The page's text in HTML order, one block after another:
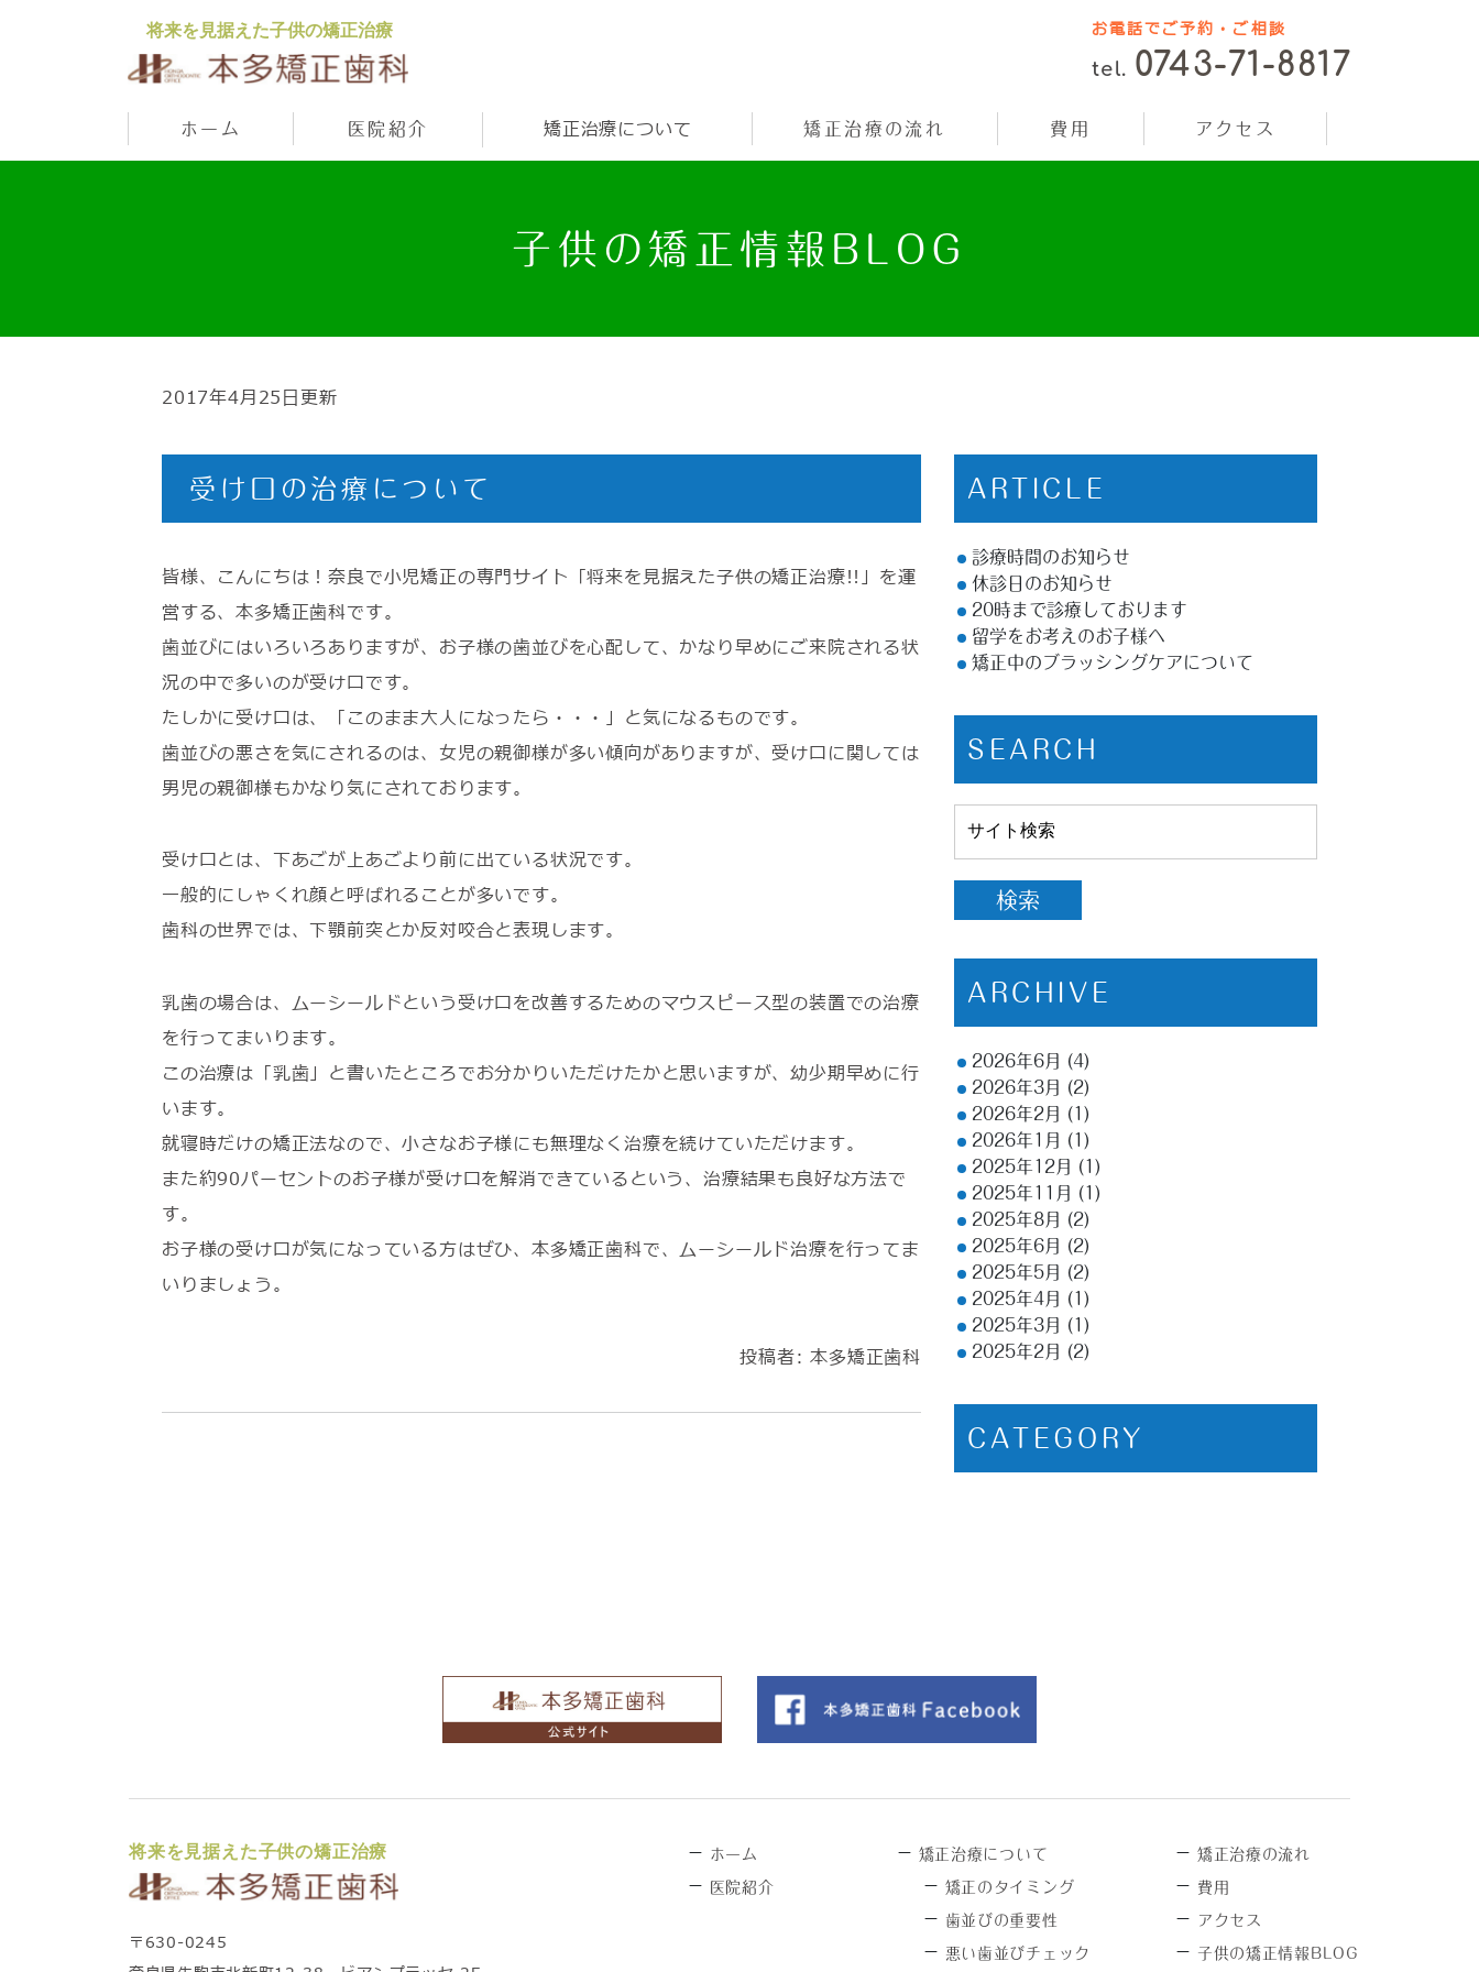
将来を見据えた子供の矯正治療 お電話でご予約・ご相談
tel. 0743-71-8817
ホーム 医院紹介 矯正治療について 矯正治療の流れ 費用 アクセス
子供の矯正情報BLOG
2017年4月25日更新
受け口の治療について
皆様、こんにちは！奈良で小児矯正の専門サイト「将来を見据えた子供の矯正治療!!」を運
営する、本多矯正歯科です。
歯並びにはいろいろありますが、お子様の歯並びを心配して、かなり早めにご来院される状
況の中で多いのが受け口です。
たしかに受け口は、「このまま大人になったら・・・」と気になるものです。
歯並びの悪さを気にされるのは、女児の親御様が多い傾向がありますが、受け口に関しては
男児の親御様もかなり気にされております。
受け口とは、下あごが上あごより前に出ている状況です。
一般的にしゃくれ顔と呼ばれることが多いです。
歯科の世界では、下顎前突とか反対咬合と表現します。
乳歯の場合は、ムーシールドという受け口を改善するためのマウスピース型の装置での治療
を行ってまいります。
この治療は「乳歯」と書いたところでお分かりいただけたかと思いますが、幼少期早めに行
います。
就寝時だけの矯正法なので、小さなお子様にも無理なく治療を続けていただけます。
また約90パーセントのお子様が受け口を解消できているという、治療結果も良好な方法で
す。
お子様の受け口が気になっている方はぜひ、本多矯正歯科で、ムーシールド治療を行ってま
いりましょう。
投稿者:本多矯正歯科
ARTICLE
診療時間のお知らせ
休診日のお知らせ
20時まで診療しております
留学をお考えのお子様へ
矯正中のブラッシングケアについて
SEARCH
ARCHIVE
2026年6月
(4)
2026年3月
(2)
2026年2月
(1)
2026年1月
(1)
2025年12月
(1)
2025年11月
(1)
2025年8月
(2)
2025年6月
(2)
2025年5月
(2)
2025年4月
(1)
2025年3月
(1)
2025年2月
(2)
CATEGORY
将来を見据えた子供の矯正治療
〒630-0245
－ ホーム
－ 医院紹介
－ 矯正治療について
－ 矯正のタイミング
－ 歯並びの重要性
－ 悪い歯並びチェック
－ 矯正治療の流れ
－ 費用
－ アクセス
－ 子供の矯正情報BLOG